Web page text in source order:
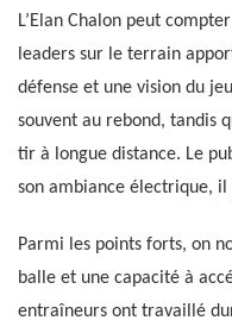
L’Elan Chalon peut
leaders sur le terrain
défense et une vision du
souvent au rebond, tandis
tir à longue distance. Le
son ambiance électrique, il
Parmi les points forts, on
balle et une capacité à
entraîneurs ont travaillé